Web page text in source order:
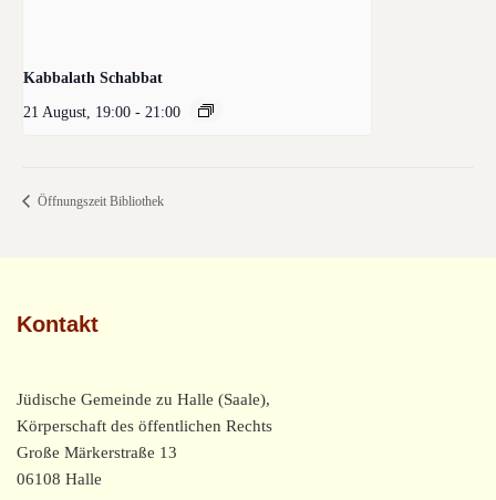
Kabbalath Schabbat
21 August, 19:00 - 21:00
Öffnungszeit Bibliothek
Kontakt
Jüdische Gemeinde zu Halle (Saale),
Körperschaft des öffentlichen Rechts
Große Märkerstraße 13
06108 Halle